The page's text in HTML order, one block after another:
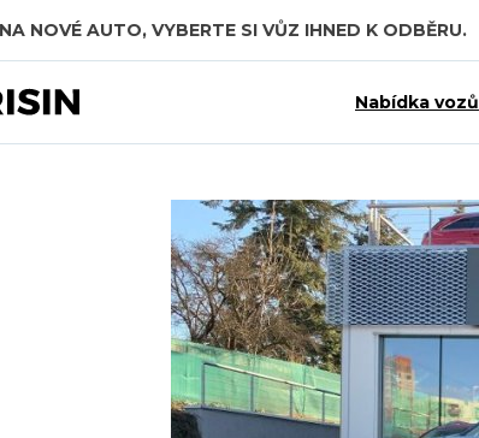
NOVÉ AUTO, VYBERTE SI VŮZ IHNED K ODBĚRU.
V CELKOVÉ HODNOTĚ TÉMĚŘ 7,5 MILIARDY KČ.
Nabídka vozů